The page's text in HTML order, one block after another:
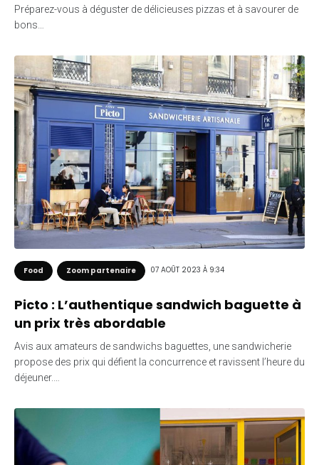
Préparez-vous à déguster de délicieuses pizzas et à savourer de
bons…
Food Zoom partenaire 07 AOÛT 2023 À 9:34
Picto : L’authentique sandwich baguette à
un prix très abordable
Avis aux amateurs de sandwichs baguettes, une sandwicherie
propose des prix qui défient la concurrence et ravissent l’heure du
déjeuner.…